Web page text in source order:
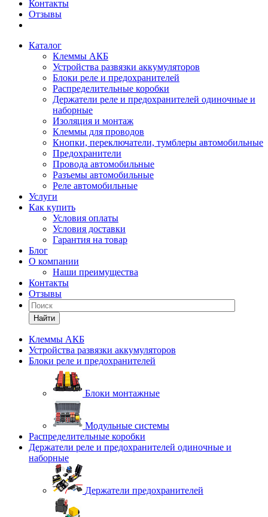
Контакты
Отзывы
Каталог
Клеммы АКБ
Устройства развязки аккумуляторов
Блоки реле и предохранителей
Распределительные коробки
Держатели реле и предохранителей одиночные и
наборные
Изоляция и монтаж
Клеммы для проводов
Кнопки, переключатели, тумблеры автомобильные
Предохранители
Провода автомобильные
Разъемы автомобильные
Реле автомобильные
Услуги
Как купить
Условия оплаты
Условия доставки
Гарантия на товар
Блог
О компании
Наши преимущества
Контакты
Отзывы
Найти
Клеммы АКБ
Устройства развязки аккумуляторов
Блоки реле и предохранителей
Блоки монтажные
Модульные системы
Распределительные коробки
Держатели реле и предохранителей одиночные и
наборные
Держатели предохранителей